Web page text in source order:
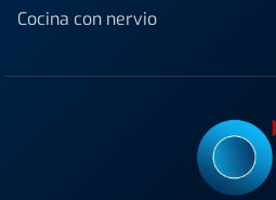
Cocina con nervio